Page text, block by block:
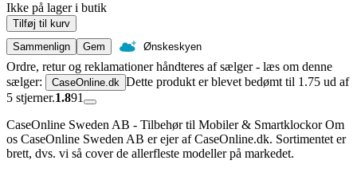
Ikke på lager i butik
Tilføj til kurv
Sammenlign
Gem Ønskeskyen
Ordre, retur og reklamationer håndteres af sælger - læs om denne
sælger:
CaseOnline.dk Dette produkt er blevet bedømt til 1.75 ud af
5 stjerner.1.891
CaseOnline Sweden AB - Tilbehør til Mobiler & Smartklockor Om
os CaseOnline Sweden AB er ejer af CaseOnline.dk. Sortimentet er
brett, dvs. vi så cover de allerfleste modeller på markedet.